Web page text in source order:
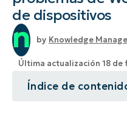
de dispositivos
Knowledge
Última actualización 18
Índice de